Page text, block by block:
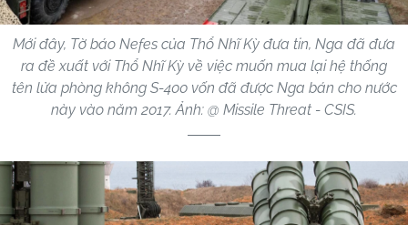
Mới đây, Tờ báo Nefes của Thổ Nhĩ Kỳ đưa tin, Nga đã đưa
ra đề xuất với Thổ Nhĩ Kỳ về việc muốn mua lại hệ thống
tên lửa phòng không S-400 vốn đã được Nga bán cho nước
này vào năm 2017. Ảnh: @ Missile Threat - CSIS.